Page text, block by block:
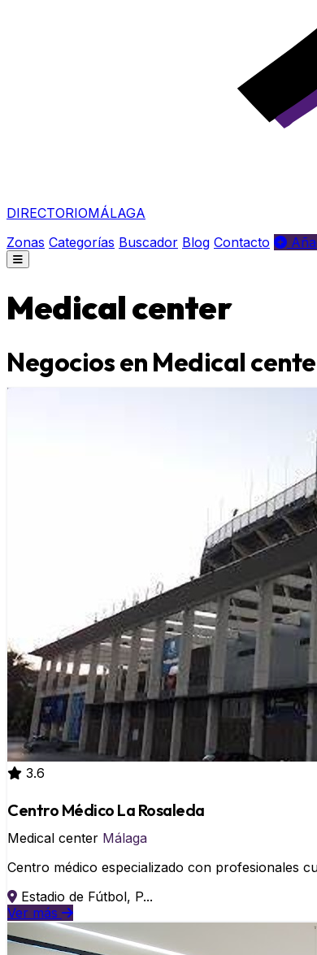
DIRECTORIOMÁLAGA
Zonas Categorías Buscador Blog Contacto
Medical center
Negocios en Medical
3.6
Centro Médico La Rosaleda
Medical center Málaga
Centro médico especializado con profesionales
Estadio de Fútbol, P...
Ver más